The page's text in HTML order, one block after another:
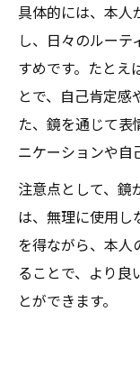
具体的には、本人
し、日々のルー
すめです。たとえ
とで、自己肯定感
た、鏡を通じて表
ニケーションや自
注意点として、鏡
は、無理に使用し
を得ながら、本人
ることで、より良
とができます。